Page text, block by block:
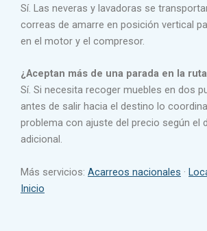
Sí. Las neveras y lavadoras se
correas de amarre en posición vertical
en el motor y el compresor.
¿Aceptan más de una parada en la
Sí. Si necesita recoger muebles en dos
antes de salir hacia el destino lo
problema con ajuste del precio según el
adicional.
Más servicios: Acarreos nacionales ·
Inicio